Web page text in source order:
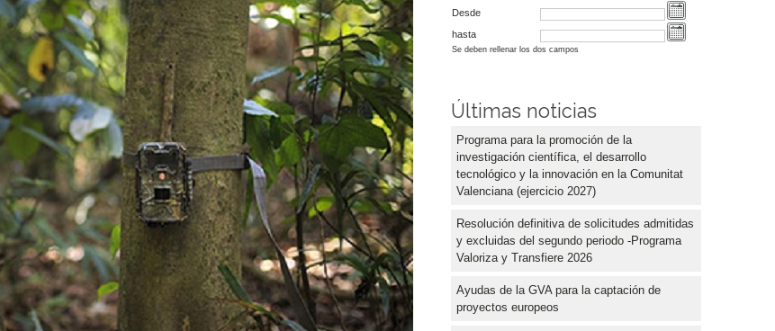
Desde
hasta
Se deben rellenar los dos campos
Últimas noticias
Programa para la promoción de la
investigación científica, el desarrollo
tecnológico y la innovación en la Comunitat
Valenciana (ejercicio 2027)
Resolución definitiva de solicitudes admitidas
y excluidas del segundo periodo -Programa
Valoriza y Transfiere 2026
Ayudas de la GVA para la captación de
proyectos europeos